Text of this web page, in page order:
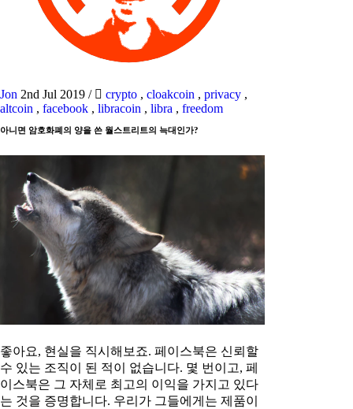
Jon 2nd Jul 2019 / crypto , cloakcoin , privacy ,
altcoin , facebook , libracoin , libra , freedom
아니면 암호화폐의 양을 쓴 월스트리트의 늑대인가?
좋아요, 현실을 직시해보죠. 페이스북은 신뢰할
수 있는 조직이 된 적이 없습니다. 몇 번이고, 페
이스북은 그 자체로 최고의 이익을 가지고 있다
는 것을 증명합니다. 우리가 그들에게는 제품이